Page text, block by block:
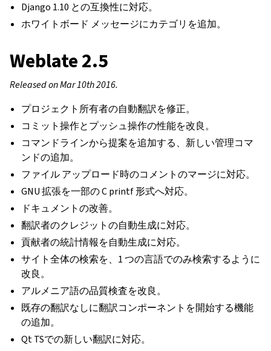
Django 1.10 との互換性に対応。
ホワイトボード メッセージにカテゴリを追加。
Weblate 2.5
Released on Mar 10th 2016.
プロジェクト所有者の自動翻訳を修正。
コミット操作とプッシュ操作の性能を改良。
コマンドラインから提案を追加する、新しい管理コマ
ンドの追加。
ファイル アップロード時のコメントのマージに対応。
GNU 拡張を一部の C printf 形式へ対応。
ドキュメントの改善。
翻訳者のクレジットの自動生成に対応。
貢献者の統計情報を自動生成に対応。
サイト全体の検索を、1 つの言語でのみ検索するように
改良。
アルメニア語の品質検査を改良。
既存の翻訳なしに翻訳コンポーネントを開始する機能
の追加。
Qt TSでの新しい翻訳に対応。